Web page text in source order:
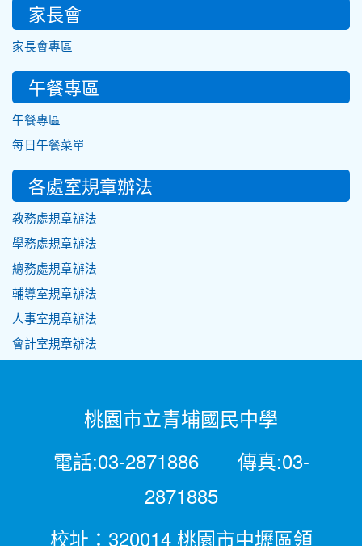
家長會
家長會專區
午餐專區
午餐專區
每日午餐菜單
各處室規章辦法
教務處規章辦法
學務處規章辦法
總務處規章辦法
輔導室規章辦法
人事室規章辦法
會計室規章辦法
桃園市立青埔國民中學
電話:03-2871886 傳真:03-
2871885
校址：320014 桃園市中壢區領